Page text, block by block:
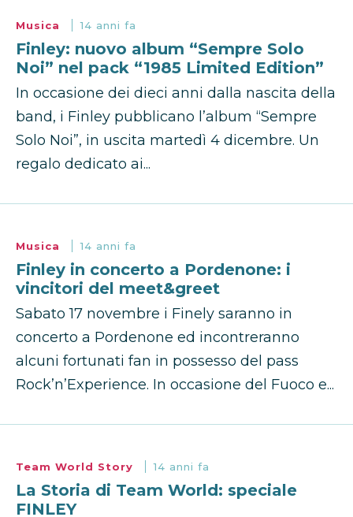
Musica 14 anni fa
Finley: nuovo album “Sempre Solo
Noi” nel pack “1985 Limited Edition”
In occasione dei dieci anni dalla nascita della
band, i Finley pubblicano l’album “Sempre
Solo Noi”, in uscita martedì 4 dicembre. Un
regalo dedicato ai...
Musica 14 anni fa
Finley in concerto a Pordenone: i
vincitori del meet&greet
Sabato 17 novembre i Finely saranno in
concerto a Pordenone ed incontreranno
alcuni fortunati fan in possesso del pass
Rock’n’Experience. In occasione del Fuoco e...
Team World Story 14 anni fa
La Storia di Team World: speciale
FINLEY